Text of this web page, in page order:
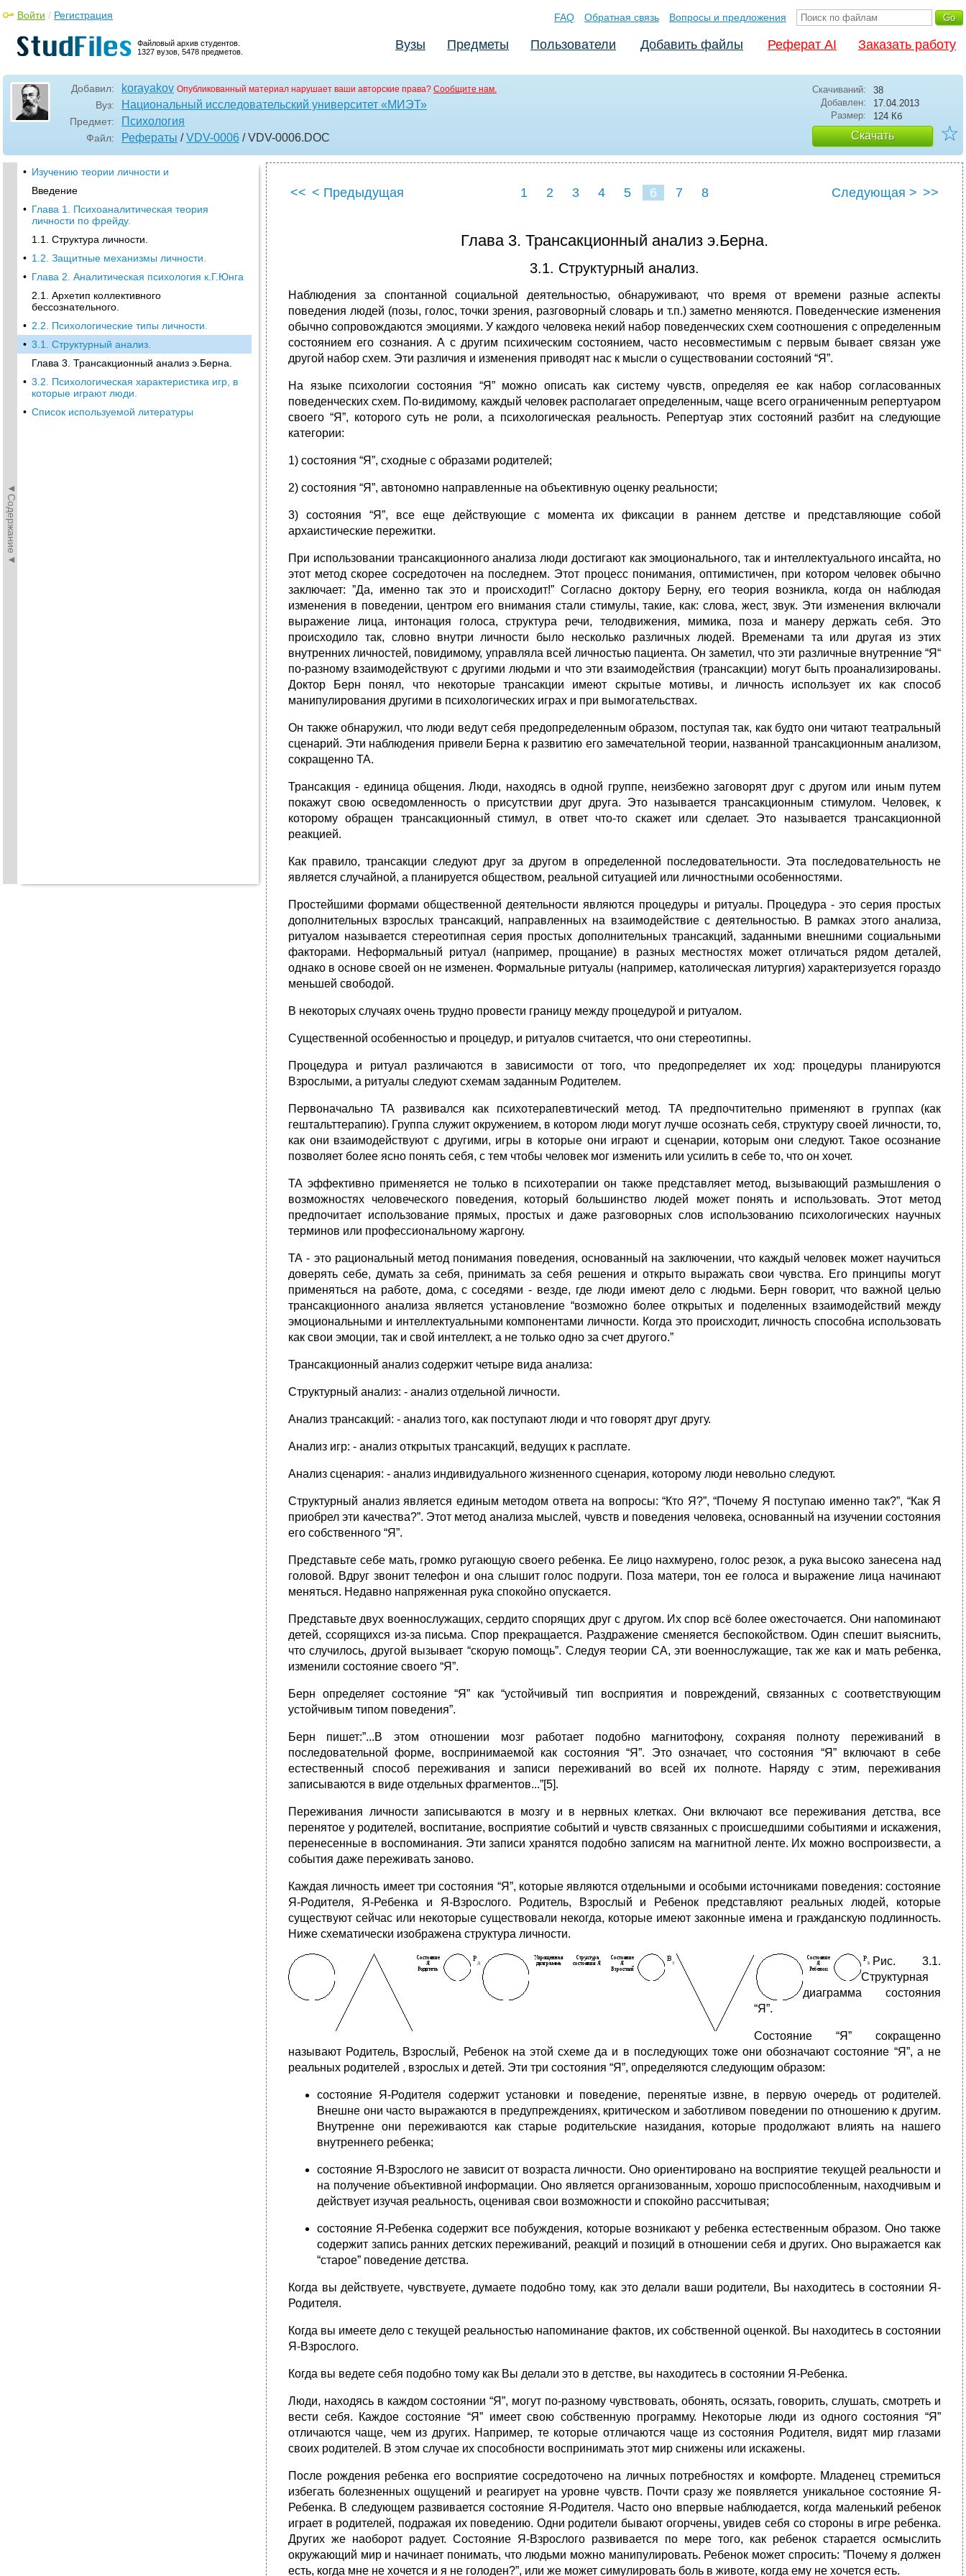
Файловый архив студентов.
1327 вузов, 5478 предметов.
Войти / Регистрация FAQ Обратная связь Вопросы и предложения
Вузы Предметы Пользователи Добавить файлы Реферат AI Заказать работу
Добавил: korayakov Опубликованный материал нарушает ваши авторские права? Сообщите нам.
Вуз: Национальный исследовательский университет «МИЭТ»
Предмет: Психология
Файл: Рефераты /VDV-0006 / VDV-0006.DOC
Скачиваний:
38
Добавлен:
17.04.2013
Размер:
124 Кб
Скачать ☆
◄Содержание◄
• Изучению теории личности и
Введение
• Глава 1. Психоаналитическая теория
личности по фрейду.
1.1. Структура личности.
• 1.2. Защитные механизмы личности.
• Глава 2. Аналитическая психология к.Г.Юнга
2.1. Архетип коллективного
бессознательного.
• 2.2. Психологические типы личности.
• 3.1. Структурный анализ.
Глава 3. Трансакционный анализ э.Берна.
• 3.2. Психологическая характеристика игр, в
которые играют люди.
• Список используемой литературы
<< < Предыдущая 1 2 3 4 5 6 7 8 Следующая > >>
Глава 3. Трансакционный анализ э.Берна.
3.1. Структурный анализ.
Наблюдения за спонтанной социальной деятельностью, обнаруживают, что время от времени разные аспекты
поведения людей (позы, голос, точки зрения, разговорный словарь и т.п.) заметно меняются. Поведенческие изменения
обычно сопровождаются эмоциями. У каждого человека некий набор поведенческих схем соотношения с определенным
состоянием его сознания. А с другим психическим состоянием, часто несовместимым с первым бывает связан уже
другой набор схем. Эти различия и изменения приводят нас к мысли о существовании состояний “Я”.
На языке психологии состояния “Я” можно описать как систему чувств, определяя ее как набор согласованных
поведенческих схем. По-видимому, каждый человек располагает определенным, чаще всего ограниченным репертуаром
своего “Я”, которого суть не роли, а психологическая реальность. Репертуар этих состояний разбит на следующие
категории:
1) состояния “Я”, сходные с образами родителей;
2) состояния “Я”, автономно направленные на объективную оценку реальности;
3) состояния “Я”, все еще действующие с момента их фиксации в раннем детстве и представляющие собой
архаистические пережитки.
При использовании трансакционного анализа люди достигают как эмоционального, так и интеллектуального инсайта, но
этот метод скорее сосредоточен на последнем. Этот процесс понимания, оптимистичен, при котором человек обычно
заключает: ”Да, именно так это и происходит!” Согласно доктору Берну, его теория возникла, когда он наблюдая
изменения в поведении, центром его внимания стали стимулы, такие, как: слова, жест, звук. Эти изменения включали
выражение лица, интонация голоса, структура речи, телодвижения, мимика, поза и манеру держать себя. Это
происходило так, словно внутри личности было несколько различных людей. Временами та или другая из этих
внутренних личностей, повидимому, управляла всей личностью пациента. Он заметил, что эти различные внутренние “Я“
по-разному взаимодействуют с другими людьми и что эти взаимодействия (трансакции) могут быть проанализированы.
Доктор Берн понял, что некоторые трансакции имеют скрытые мотивы, и личность использует их как способ
манипулирования другими в психологических играх и при вымогательствах.
Он также обнаружил, что люди ведут себя предопределенным образом, поступая так, как будто они читают театральный
сценарий. Эти наблюдения привели Берна к развитию его замечательной теории, названной трансакционным анализом,
сокращенно ТА.
Трансакция - единица общения. Люди, находясь в одной группе, неизбежно заговорят друг с другом или иным путем
покажут свою осведомленность о присутствии друг друга. Это называется трансакционным стимулом. Человек, к
которому обращен трансакционный стимул, в ответ что-то скажет или сделает. Это называется трансакционной
реакцией.
Как правило, трансакции следуют друг за другом в определенной последовательности. Эта последовательность не
является случайной, а планируется обществом, реальной ситуацией или личностными особенностями.
Простейшими формами общественной деятельности являются процедуры и ритуалы. Процедура - это серия простых
дополнительных взрослых трансакций, направленных на взаимодействие с деятельностью. В рамках этого анализа,
ритуалом называется стереотипная серия простых дополнительных трансакций, заданными внешними социальными
факторами. Неформальный ритуал (например, прощание) в разных местностях может отличаться рядом деталей,
однако в основе своей он не изменен. Формальные ритуалы (например, католическая литургия) характеризуется гораздо
меньшей свободой.
В некоторых случаях очень трудно провести границу между процедурой и ритуалом.
Существенной особенностью и процедур, и ритуалов считается, что они стереотипны.
Процедура и ритуал различаются в зависимости от того, что предопределяет их ход: процедуры планируются
Взрослыми, а ритуалы следуют схемам заданным Родителем.
Первоначально ТА развивался как психотерапевтический метод. ТА предпочтительно применяют в группах (как
гештальттерапию). Группа служит окружением, в котором люди могут лучше осознать себя, структуру своей личности, то,
как они взаимодействуют с другими, игры в которые они играют и сценарии, которым они следуют. Такое осознание
позволяет более ясно понять себя, с тем чтобы человек мог изменить или усилить в себе то, что он хочет.
ТА эффективно применяется не только в психотерапии он также представляет метод, вызывающий размышления о
возможностях человеческого поведения, который большинство людей может понять и использовать. Этот метод
предпочитает использование прямых, простых и даже разговорных слов использованию психологических научных
терминов или профессиональному жаргону.
ТА - это рациональный метод понимания поведения, основанный на заключении, что каждый человек может научиться
доверять себе, думать за себя, принимать за себя решения и открыто выражать свои чувства. Его принципы могут
применяться на работе, дома, с соседями - везде, где люди имеют дело с людьми. Берн говорит, что важной целью
трансакционного анализа является установление “возможно более открытых и поделенных взаимодействий между
эмоциональными и интеллектуальными компонентами личности. Когда это происходит, личность способна использовать
как свои эмоции, так и свой интеллект, а не только одно за счет другого.”
Трансакционный анализ содержит четыре вида анализа:
Структурный анализ: - анализ отдельной личности.
Анализ трансакций: - анализ того, как поступают люди и что говорят друг другу.
Анализ игр: - анализ открытых трансакций, ведущих к расплате.
Анализ сценария: - анализ индивидуального жизненного сценария, которому люди невольно следуют.
Структурный анализ является единым методом ответа на вопросы: “Кто Я?”, “Почему Я поступаю именно так?”, “Как Я
приобрел эти качества?”. Этот метод анализа мыслей, чувств и поведения человека, основанный на изучении состояния
его собственного “Я”.
Представьте себе мать, громко ругающую своего ребенка. Ее лицо нахмурено, голос резок, а рука высоко занесена над
головой. Вдруг звонит телефон и она слышит голос подруги. Поза матери, тон ее голоса и выражение лица начинают
меняться. Недавно напряженная рука спокойно опускается.
Представьте двух военнослужащих, сердито спорящих друг с другом. Их спор всё более ожесточается. Они напоминают
детей, ссорящихся из-за письма. Спор прекращается. Раздражение сменяется беспокойством. Один спешит выяснить,
что случилось, другой вызывает “скорую помощь”. Следуя теории СА, эти военнослужащие, так же как и мать ребенка,
изменили состояние своего “Я”.
Берн определяет состояние “Я” как “устойчивый тип восприятия и повреждений, связанных с соответствующим
устойчивым типом поведения”.
Берн пишет:”...В этом отношении мозг работает подобно магнитофону, сохраняя полноту переживаний в
последовательной форме, воспринимаемой как состояния “Я”. Это означает, что состояния “Я” включают в себе
естественный способ переживания и записи переживаний во всей их полноте. Наряду с этим, переживания
записываются в виде отдельных фрагментов...”[5].
Переживания личности записываются в мозгу и в нервных клетках. Они включают все переживания детства, все
перенятое у родителей, воспитание, восприятие событий и чувств связанных с происшедшими событиями и искажения,
перенесенные в воспоминания. Эти записи хранятся подобно записям на магнитной ленте. Их можно воспроизвести, а
события даже переживать заново.
Каждая личность имеет три состояния “Я”, которые являются отдельными и особыми источниками поведения: состояние
Я-Родителя, Я-Ребенка и Я-Взрослого. Родитель, Взрослый и Ребенок представляют реальных людей, которые
существуют сейчас или некоторые существовали некогда, которые имеют законные имена и гражданскую подлинность.
Ниже схематически изображена структура личности.
Рис. 3.1.
Структурная
диаграмма состояния
“Я”.
Состояние “Я” сокращенно
называют Родитель, Взрослый, Ребенок на этой схеме да и в последующих тоже они обозначают состояние “Я”, а не
реальных родителей , взрослых и детей. Эти три состояния “Я”, определяются следующим образом:
состояние Я-Родителя содержит установки и поведение, перенятые извне, в первую очередь от родителей.
Внешне они часто выражаются в предупреждениях, критическом и заботливом поведении по отношению к другим.
Внутренне они переживаются как старые родительские назидания, которые продолжают влиять на нашего
внутреннего ребенка;
состояние Я-Взрослого не зависит от возраста личности. Оно ориентировано на восприятие текущей реальности и
на получение объективной информации. Оно является организованным, хорошо приспособленным, находчивым и
действует изучая реальность, оценивая свои возможности и спокойно рассчитывая;
состояние Я-Ребенка содержит все побуждения, которые возникают у ребенка естественным образом. Оно также
содержит запись ранних детских переживаний, реакций и позиций в отношении себя и других. Оно выражается как
“старое” поведение детства.
Когда вы действуете, чувствуете, думаете подобно тому, как это делали ваши родители, Вы находитесь в состоянии Я-
Родителя.
Когда вы имеете дело с текущей реальностью напоминание фактов, их собственной оценкой. Вы находитесь в состоянии
Я-Взрослого.
Когда вы ведете себя подобно тому как Вы делали это в детстве, вы находитесь в состоянии Я-Ребенка.
Люди, находясь в каждом состоянии “Я”, могут по-разному чувствовать, обонять, осязать, говорить, слушать, смотреть и
вести себя. Каждое состояние “Я” имеет свою собственную программу. Некоторые люди из одного состояния “Я”
отличаются чаще, чем из других. Например, те которые отличаются чаще из состояния Родителя, видят мир глазами
своих родителей. В этом случае их способности воспринимать этот мир снижены или искажены.
После рождения ребенка его восприятие сосредоточено на личных потребностях и комфорте. Младенец стремиться
избегать болезненных ощущений и реагирует на уровне чувств. Почти сразу же появляется уникальное состояние Я-
Ребенка. В следующем развивается состояние Я-Родителя. Часто оно впервые наблюдается, когда маленький ребенок
играет в родителей, подражая их поведению. Одни родители бывают огорчены, увидев себя со стороны в игре ребенка.
Других же наоборот радует. Состояние Я-Взрослого развивается по мере того, как ребенок старается осмыслить
окружающий мир и начинает понимать, что людьми можно манипулировать. Ребенок может спросить: ”Почему я должен
есть, когда мне не хочется и я не голоден?”, или же может симулировать боль в животе, когда ему не хочется есть.